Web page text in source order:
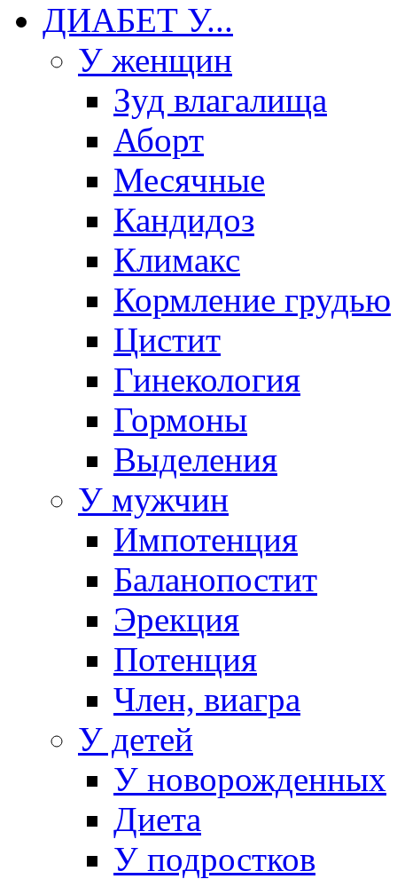
ДИАБЕТ У...
У женщин
Зуд влагалища
Аборт
Месячные
Кандидоз
Климакс
Кормление грудью
Цистит
Гинекология
Гормоны
Выделения
У мужчин
Импотенция
Баланопостит
Эрекция
Потенция
Член, виагра
У детей
У новорожденных
Диета
У подростков